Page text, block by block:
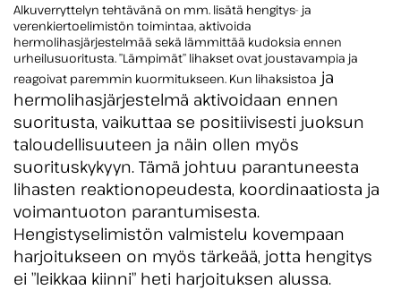
Alkuverryttelyn tehtävänä on mm. lisätä hengitys- ja
verenkiertoelimistön toimintaa, aktivoida
hermolihasjärjestelmää sekä lämmittää kudoksia ennen
urheilusuoritusta. ”Lämpimät” lihakset ovat joustavampia ja
reagoivat paremmin kuormitukseen. Kun lihaksistoa ja
hermolihasjärjestelmä aktivoidaan ennen
suoritusta, vaikuttaa se positiivisesti juoksun
taloudellisuuteen ja näin ollen myös
suorituskykyyn. Tämä johtuu parantuneesta
lihasten reaktionopeudesta, koordinaatiosta ja
voimantuoton parantumisesta.
Hengistyselimistön valmistelu kovempaan
harjoitukseen on myös tärkeää, jotta hengitys
ei ”leikkaa kiinni” heti harjoituksen alussa.